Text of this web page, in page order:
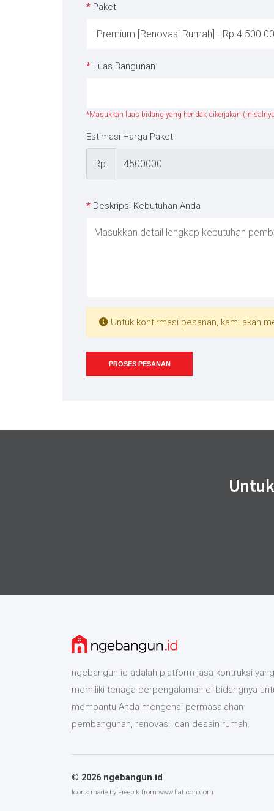
* Paket
* Luas Bangunan
*Masukkan luas bidang yang hendak dikerjakan
Estimasi Harga Paket
Rp.
* Deskripsi Kebutuhan Anda
Untuk konfirmasi pesanan, kami akan
PROSES PESANAN
ngebangun.id adalah platform jasa kontruksi yang
memiliki tenaga berpengalaman di bidangnya
membantu Anda mengenai permasalahan
pembangunan, renovasi, dan desain rumah.
© 2026 ngebangun.id
Icons made by Freepik from www.flaticon.com